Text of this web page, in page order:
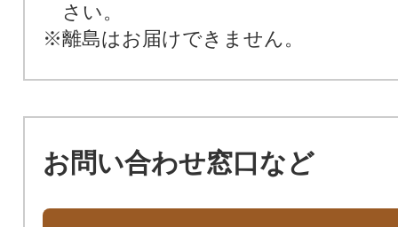
さい。
※離島はお届けできません。
お問い合わせ窓口など